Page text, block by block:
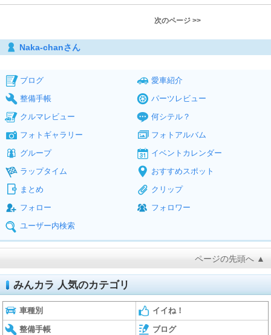
次のページ >>
Naka-chanさん
ブログ
愛車紹介
整備手帳
パーツレビュー
クルマレビュー
何シテル？
フォトギャラリー
フォトアルバム
グループ
イベントカレンダー
ラップタイム
おすすめスポット
まとめ
クリップ
フォロー
フォロワー
ユーザー内検索
ページの先頭へ ▲
みんカラ 人気のカテゴリ
車種別 イイね！
整備手帳 ブログ